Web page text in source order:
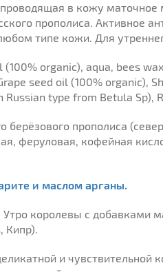
проводящая в кожу
прополиса. Активное
типе кожи. Для
organic), aqua, bees
seed oil (100% organic),
type from Betula Sp),
берёзового прополиса
феруловая, кофейная
и маслом арганы.
королевы с добавками
Кипр).
и чувствительной